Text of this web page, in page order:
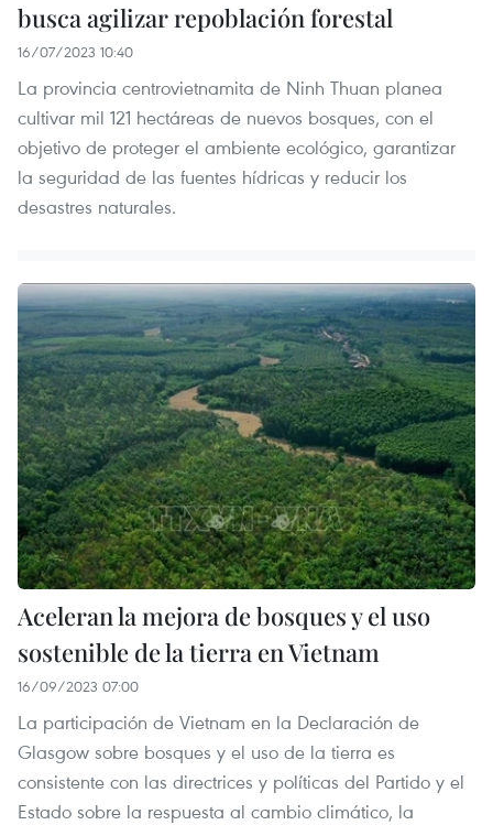
busca agilizar repoblación forestal
16/07/2023 10:40
La provincia centrovietnamita de Ninh Thuan planea
cultivar mil 121 hectáreas de nuevos bosques, con el
objetivo de proteger el ambiente ecológico, garantizar
la seguridad de las fuentes hídricas y reducir los
desastres naturales.
Aceleran la mejora de bosques y el uso
sostenible de la tierra en Vietnam
16/09/2023 07:00
La participación de Vietnam en la Declaración de
Glasgow sobre bosques y el uso de la tierra es
consistente con las directrices y políticas del Partido y el
Estado sobre la respuesta al cambio climático, la